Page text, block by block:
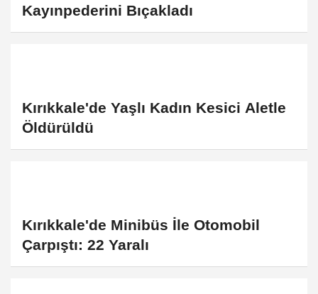
Kayınpederini Bıçakladı
Kırıkkale'de Yaşlı Kadın Kesici Aletle
Öldürüldü
Kırıkkale'de Minibüs İle Otomobil
Çarpıştı: 22 Yaralı